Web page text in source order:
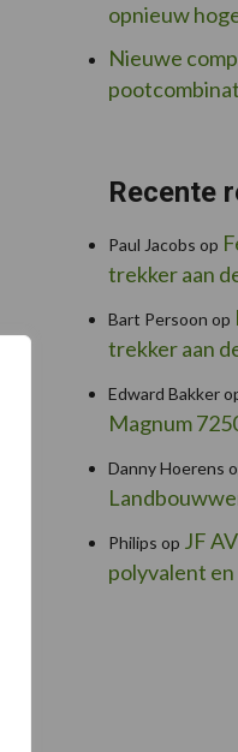
opnieuw
Nieuwe
Recente
Paul Jacobs op
trekker aan
Bart Persoon op
trekker aan
Edward Bakker
Magnum
Danny Hoerens
Philips op JF
polyvalent